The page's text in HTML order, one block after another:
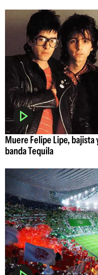
Muere Felipe Lipe,
banda Tequila